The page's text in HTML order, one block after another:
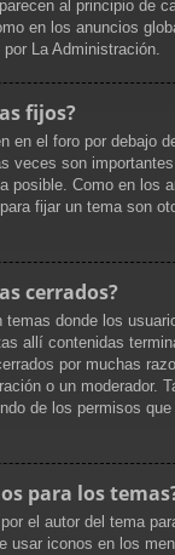
al principio de
en los anuncios
La Administración.
fijos?
en el foro por debajo
veces son
posible. Como en los
fijar un tema son
cerrados?
temas donde los
allí contenidas
por muchas
o un moderador.
de los permisos
para los
el autor del tema
usar iconos en los